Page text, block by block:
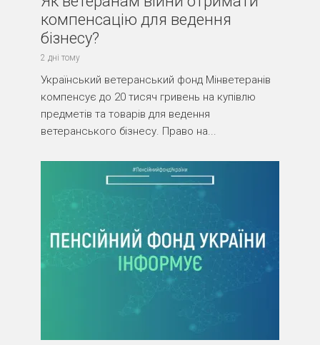
компенсацію для ведення
бізнесу?
2 дні тому
Український ветеранський фонд Мінветеранів
компенсує до 20 тисяч гривень на купівлю
предметів та товарів для ведення
ветеранського бізнесу. Право на...